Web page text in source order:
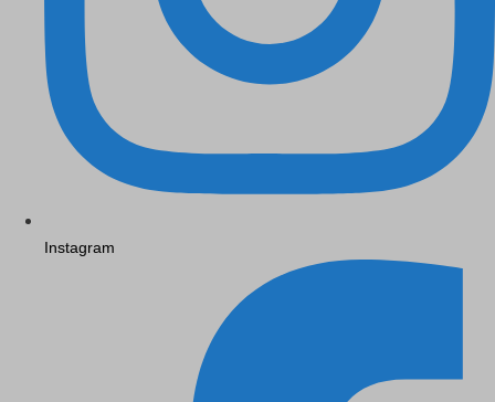
Instagram